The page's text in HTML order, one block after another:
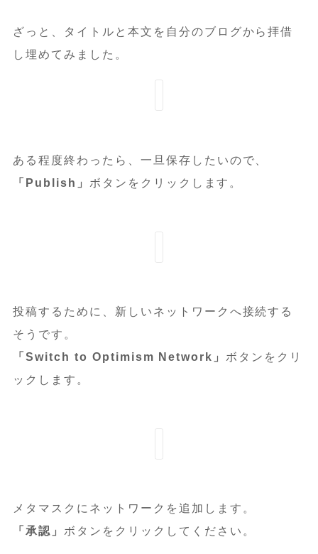
ざっと、タイトルと本文を自分のブログから拝借
し埋めてみました。
ある程度終わったら、一旦保存したいので、
「Publish」 ボタンをクリックします。
投稿するために、新しいネットワークへ接続する
そうです。
「Switch to Optimism Network」 ボタンをクリ
ックします。
メタマスクにネットワークを追加します。
「承認」 ボタンをクリックしてください。